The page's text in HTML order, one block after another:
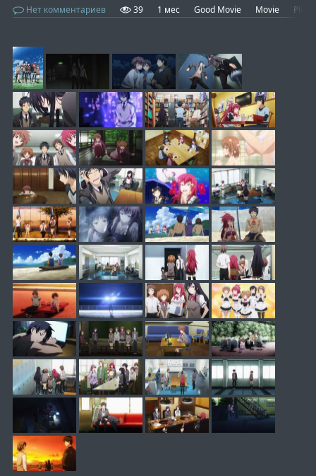
Нет комментариев 39 1 мес Good Movie Movie Plot